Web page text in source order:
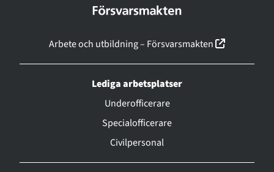
Arbete och utbildning – Försvarsmakten (linkki
Lediga arbetsplatser
Underofficerare
Specialofficerare
Civilpersonal